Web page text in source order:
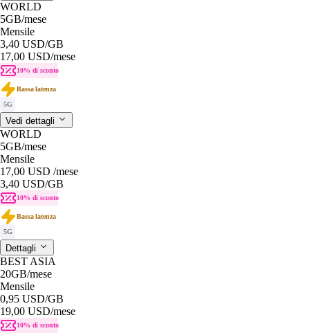
WORLD
5GB/mese
Mensile
3,40 USD/GB
17,00 USD/mese
10% di sconto
Bassa latenza
5G
Vedi dettagli
WORLD
5GB/mese
Mensile
17,00 USD /mese
3,40 USD/GB
10% di sconto
Bassa latenza
5G
Dettagli
BEST ASIA
20GB/mese
Mensile
0,95 USD/GB
19,00 USD/mese
10% di sconto